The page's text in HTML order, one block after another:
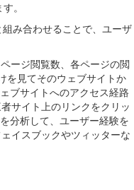
。
み合わせることで、ユーザ
ージ閲覧数、各ページの閲
を見てそのウェブサイトか
ブサイトへのアクセス経路
サイト上のリンクをクリッ
分析して、ユーザー経験を
イスブックやツィッターな